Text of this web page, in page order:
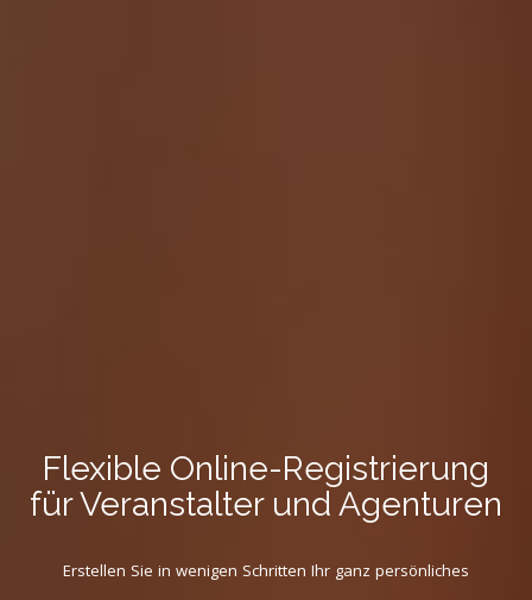
Flexible Online-Registrierung
für Veranstalter und Agenturen
Erstellen Sie in wenigen Schritten Ihr ganz persönliches